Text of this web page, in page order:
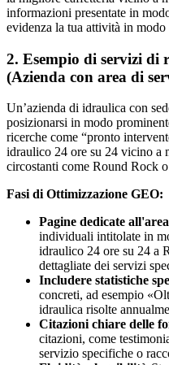
informazioni presentate in
evidenza la tua attività in modo
2. Esempio di servizi di
(Azienda con area di
Un’azienda di idraulica con
posizionarsi in modo
ricerche come “pronto
idraulico 24 ore su 24 vicino a
circostanti come Round Rock
Fasi di Ottimizzazione GEO:
Pagine dedicate
individuali intitolate in
idraulico 24 ore su 24 a
dettagliate dei servizi
Includere statistiche
concreti, ad esempio
idraulica risolte
Citazioni chiare delle
citazioni, come
servizio specifiche o